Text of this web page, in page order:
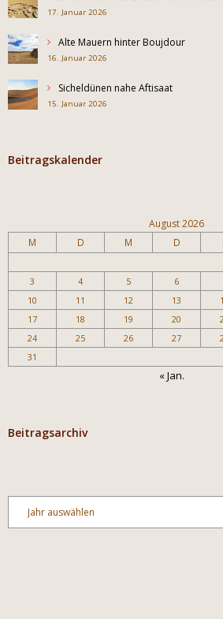
17. Januar 2026
Alte Mauern hinter Boujdour
16. Januar 2026
Sicheldünen nahe Aftisaat
15. Januar 2026
Beitragskalender
August 2026
M D M D
3
4 5 6
10
11 12 13
17
18 19 20
24
25 26 27
31
« Jan.
Beitragsarchiv
Archiv